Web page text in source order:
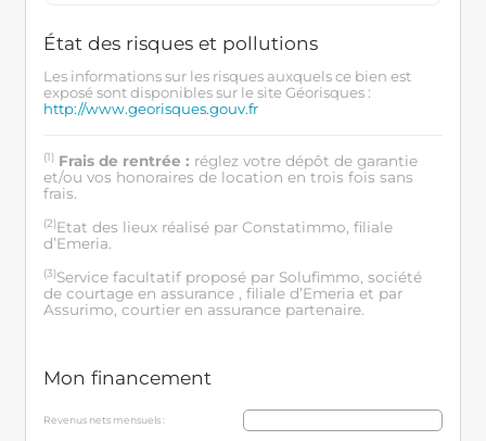
État des risques et pollutions
Les informations sur les risques auxquels ce bien est
exposé sont disponibles sur le site Géorisques :
http://www.georisques.gouv.fr
(1) Frais de rentrée : réglez votre dépôt de garantie
et/ou vos honoraires de location en trois fois sans
frais.
(2)Etat des lieux réalisé par Constatimmo, filiale
d’Emeria.
(3)Service facultatif proposé par Solufimmo, société
de courtage en assurance , filiale d’Emeria et par
Assurimo, courtier en assurance partenaire.
Mon financement
Revenus nets mensuels :